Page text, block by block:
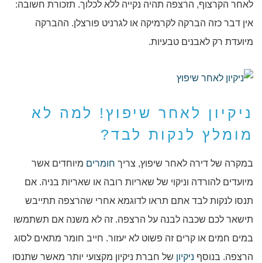
לאחר הקרצוף, הרצפה תהיה נקייה ללא לכלוך. תזכורת חשובה:
אין דבר כזה הברקה לקרמיקה או לגרניט פורצלן. ההברקה
מיועדת רק לאבנים טבעיות.
ניקיון לאחר שיפוץ! למה לא
מומלץ לנקות לבד?
במקרה של דירה לאחר שיפוץ, צריך חומרים מיוחדים אשר
מיועדים להורדה וניקוי של שאריות רובה או שאריות בניה. אם
תנסו לנקות לבד אתם תראו לדוגמא אחרי שהרצפה תתייבש
תישאר לכם שכבה לבנה על הרצפה. זה לא משנה אם תשתמשו
במים חמים או קרים זה פשוט לא יעזור. חייב חומר מתאים לסוג
הרצפה. בנוסף ניקיון של חברת ניקיון מקצועי יותר מאשר שתנסו